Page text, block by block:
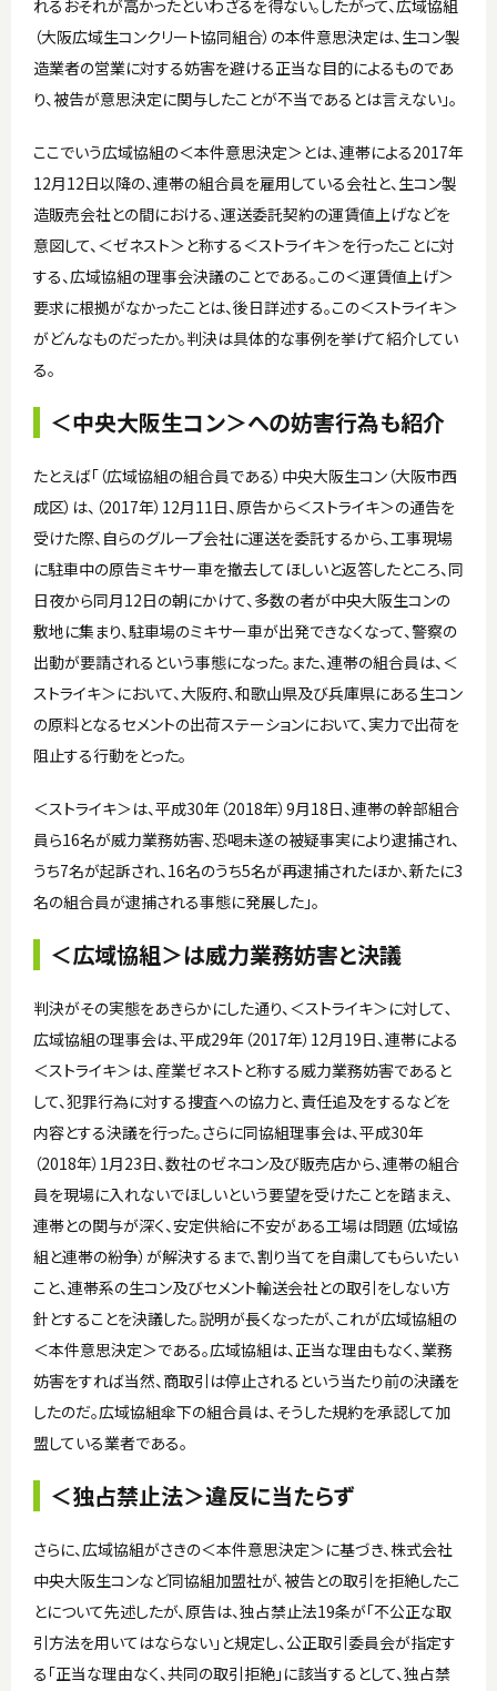
れるおそれが高かったといわざるを得ない。したがって、広域協組
（大阪広域生コンクリート協同組合）の本件意思決定は、生コン製
造業者の営業に対する妨害を避ける正当な目的によるものであ
り、被告が意思決定に関与したことが不当であるとは言えない」。
ここでいう広域協組の＜本件意思決定＞とは、連帯による2017年
12月12日以降の、連帯の組合員を雇用している会社と、生コン製
造販売会社との間における、運送委託契約の運賃値上げなどを
意図して、＜ゼネスト＞と称する＜ストライキ＞を行ったことに対
する、広域協組の理事会決議のことである。この＜運賃値上げ＞
要求に根拠がなかったことは、後日詳述する。この＜ストライキ＞
がどんなものだったか。判決は具体的な事例を挙げて紹介してい
る。
＜中央大阪生コン＞への妨害行為も紹介
たとえば「（広域協組の組合員である）中央大阪生コン（大阪市西
成区）は、（2017年）12月11日、原告から＜ストライキ＞の通告を
受けた際、自らのグループ会社に運送を委託するから、工事現場
に駐車中の原告ミキサー車を撤去してほしいと返答したところ、同
日夜から同月12日の朝にかけて、多数の者が中央大阪生コンの
敷地に集まり、駐車場のミキサー車が出発できなくなって、警察の
出動が要請されるという事態になった。また、連帯の組合員は、＜
ストライキ＞において、大阪府、和歌山県及び兵庫県にある生コン
の原料となるセメントの出荷ステーションにおいて、実力で出荷を
阻止する行動をとった。
＜ストライキ＞は、平成30年（2018年）9月18日、連帯の幹部組合
員ら16名が威力業務妨害、恐喝未遂の被疑事実により逮捕され、
うち7名が起訴され、16名のうち5名が再逮捕されたほか、新たに3
名の組合員が逮捕される事態に発展した」。
＜広域協組＞は威力業務妨害と決議
判決がその実態をあきらかにした通り、＜ストライキ＞に対して､
広域協組の理事会は、平成29年（2017年）12月19日、連帯による
＜ストライキ＞は、産業ゼネストと称する威力業務妨害であると
して、犯罪行為に対する捜査への協力と、責任追及をするなどを
内容とする決議を行った。さらに同協組理事会は、平成30年
（2018年）1月23日、数社のゼネコン及び販売店から、連帯の組合
員を現場に入れないでほしいという要望を受けたことを踏まえ、
連帯との関与が深く、安定供給に不安がある工場は問題（広域協
組と連帯の紛争）が解決するまで、割り当てを自粛してもらいたい
こと、連帯系の生コン及びセメント輸送会社との取引をしない方
針とすることを決議した。説明が長くなったが、これが広域協組の
＜本件意思決定＞である。広域協組は、正当な理由もなく、業務
妨害をすれば当然、商取引は停止されるという当たり前の決議を
したのだ。広域協組傘下の組合員は、そうした規約を承認して加
盟している業者である。
＜独占禁止法＞違反に当たらず
さらに、広域協組がさきの＜本件意思決定＞に基づき、株式会社
中央大阪生コンなど同協組加盟社が、被告との取引を拒絶したこ
とについて先述したが、原告は、独占禁止法19条が「不公正な取
引方法を用いてはならない」と規定し、公正取引委員会が指定す
る「正当な理由なく、共同の取引拒絶」に該当するとして、独占禁